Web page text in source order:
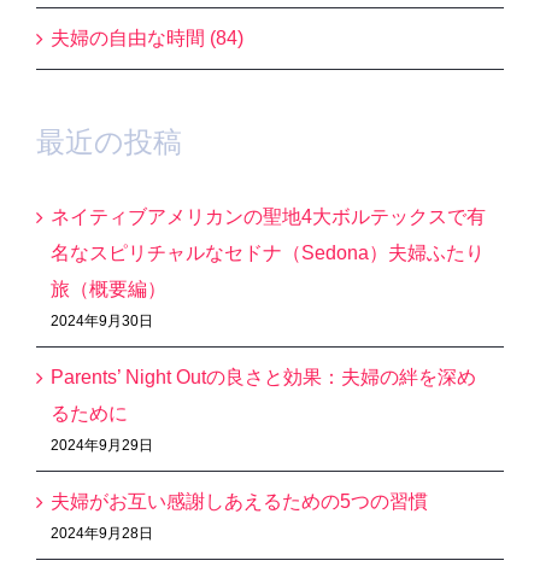
夫婦の自由な時間 (84)
最近の投稿
ネイティブアメリカンの聖地4大ボルテックスで有
名なスピリチャルなセドナ（Sedona）夫婦ふたり
旅（概要編）
2024年9月30日
Parents’ Night Outの良さと効果：夫婦の絆を深め
るために
2024年9月29日
夫婦がお互い感謝しあえるための5つの習慣
2024年9月28日